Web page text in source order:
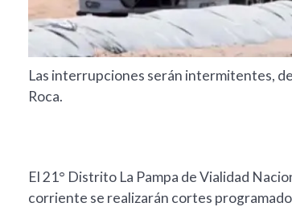
Las interrupciones serán intermitentes,
Roca.
El 21° Distrito La Pampa de Vialidad
corriente se realizarán cortes